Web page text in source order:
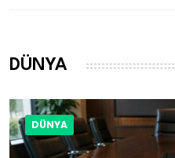
DÜNYA
DÜNYA